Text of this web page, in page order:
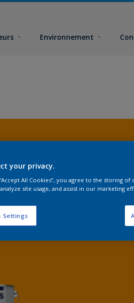
Environnement
your privacy.
All Cookies”, you agree to the storing
site usage, and assist in our marketing
Settings